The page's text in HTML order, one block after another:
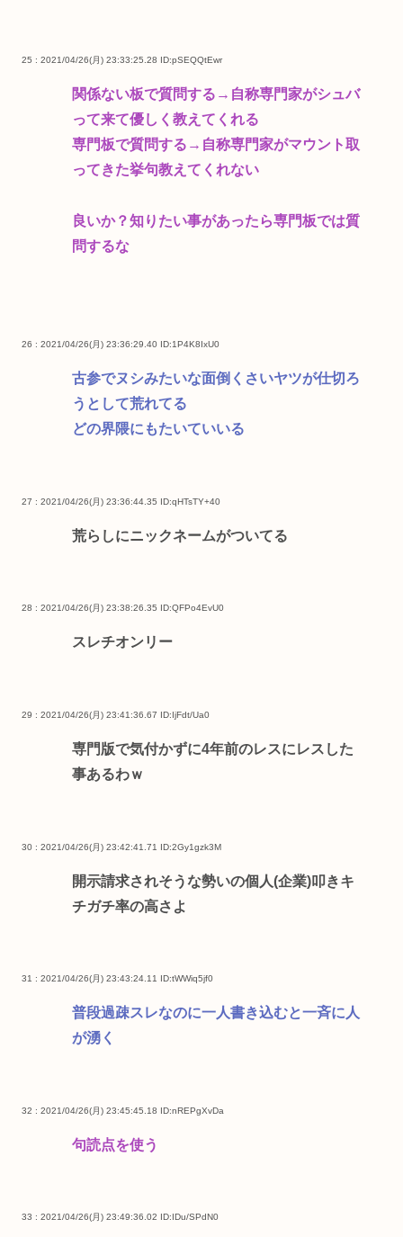
25 : 2021/04/26(月) 23:33:25.28 ID:pSEQQtEwr
関係ない板で質問する→自称専門家がシュバ
って来て優しく教えてくれる
専門板で質問する→自称専門家がマウント取
ってきた挙句教えてくれない
良いか？知りたい事があったら専門板では質
問するな
26 : 2021/04/26(月) 23:36:29.40 ID:1P4K8IxU0
古参でヌシみたいな面倒くさいヤツが仕切ろ
うとして荒れてる
どの界隈にもたいていいる
27 : 2021/04/26(月) 23:36:44.35 ID:qHTsTY+40
荒らしにニックネームがついてる
28 : 2021/04/26(月) 23:38:26.35 ID:QFPo4EvU0
スレチオンリー
29 : 2021/04/26(月) 23:41:36.67 ID:IjFdt/Ua0
専門版で気付かずに4年前のレスにレスした
事あるわｗ
30 : 2021/04/26(月) 23:42:41.71 ID:2Gy1gzk3M
開示請求されそうな勢いの個人(企業)叩きキ
チガチ率の高さよ
31 : 2021/04/26(月) 23:43:24.11 ID:tWWiq5jf0
普段過疎スレなのに一人書き込むと一斉に人
が湧く
32 : 2021/04/26(月) 23:45:45.18 ID:nREPgXvDa
句読点を使う
33 : 2021/04/26(月) 23:49:36.02 ID:IDu/SPdN0